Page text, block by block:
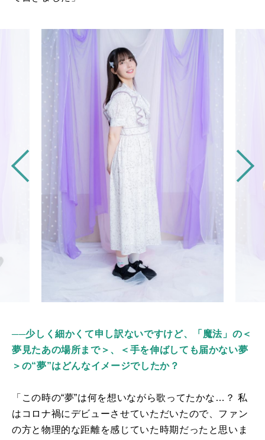
──少しく細かくて申し訳ないですけど、「魔法」の＜
夢見たあの場所まで＞、＜手を伸ばしても届かない夢
＞の“夢”はどんなイメージでしたか？
「この時の“夢”は何を想いながら歌ってたかな…？ 私
はコロナ禍にデビューさせていただいたので、ファン
の方と物理的な距離を感じていた時期だったと思いま